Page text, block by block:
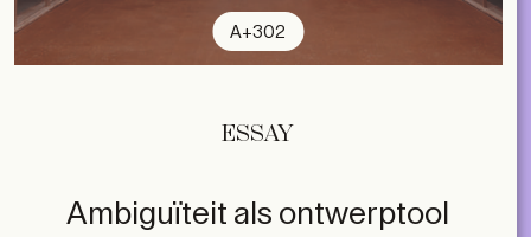
A+302
ESSAY
Ambiguïteit als ontwerptool